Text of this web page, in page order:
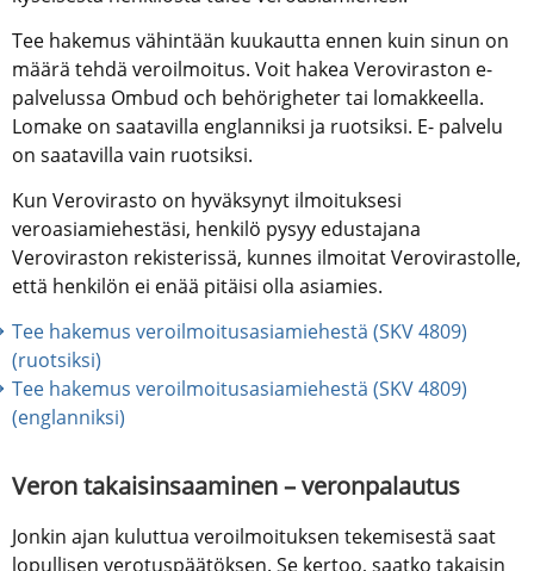
Tee hakemus vähintään kuukautta ennen kuin sinun on
määrä tehdä veroilmoitus. Voit hakea Veroviraston e-
palvelussa Ombud och behörigheter tai lomakkeella.
Lomake on saatavilla englanniksi ja ruotsiksi. E- palvelu
on saatavilla vain ruotsiksi.
Kun Verovirasto on hyväksynyt ilmoituksesi
veroasiamiehestäsi, henkilö pysyy edustajana
Veroviraston rekisterissä, kunnes ilmoitat Verovirastolle,
että henkilön ei enää pitäisi olla asiamies.
Tee hakemus veroilmoitusasiamiehestä (SKV 4809)
(ruotsiksi)
Tee hakemus veroilmoitusasiamiehestä (SKV 4809)
(englanniksi)
Veron takaisinsaaminen – veronpalautus
Jonkin ajan kuluttua veroilmoituksen tekemisestä saat
lopullisen verotuspäätöksen. Se kertoo, saatko takaisin